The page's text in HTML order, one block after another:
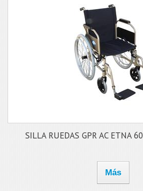
SILLA RUEDAS GPR AC ETNA
Más